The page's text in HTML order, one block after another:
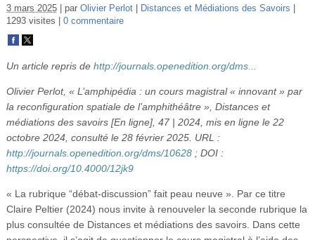
IMT
Vidéos
S’inscrire
Se connecter
3 mars 2025 par Olivier Perlot
Distances et Médiations des Savoirs
1293 visites
0 commentaire
Un article repris de http://journals.openedition.org/dms...
Olivier Perlot, « L’amphipédia : un cours magistral « innovant » par
la reconfiguration spatiale de l’amphithéâtre », Distances et
médiations des savoirs [En ligne], 47 | 2024, mis en ligne le 22
octobre 2024, consulté le 28 février 2025. URL :
http://journals.openedition.org/dms/10628; DOI :
https://doi.org/10.4000/12jk9
« La rubrique “débat-discussion” fait peau neuve ». Par ce titre
Claire Peltier (2024) nous invite à renouveler la seconde rubrique la
plus consultée de Distances et médiations des savoirs. Dans cette